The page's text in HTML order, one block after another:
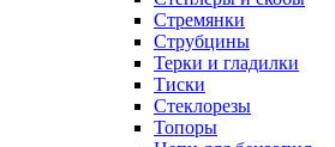
Стремянки
Струбцины
Терки и гладилки
Тиски
Стеклорезы
Топоры